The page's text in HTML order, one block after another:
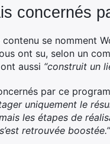
concernés
se nomment
ont su, selon un
aussi “construit un
par ce
uniquement le
les étapes de
retrouvée boostée.”